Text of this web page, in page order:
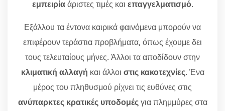
εμπειρίαάριστες τιμές και επαγγελματισμό.
Εξάλλου τα έντονα καιρικά φαινόμενα μπορούν να
επιφέρουν τεράστια προβλήματα, όπως έχουμε δει
τους τελευταίους μήνες. Άλλοι τα αποδίδουν στην
κλιματική αλλαγή και άλλοι στις κακοτεχνίες. Ένα
μέρος του πληθυσμού ρίχνει τις ευθύνες στις
ανύπαρκτες κρατικές υποδομέςγια πλημμύρες στα